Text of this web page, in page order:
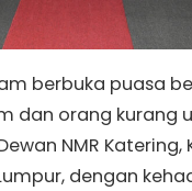
berbuka puasa
dan orang kurang
NMR Katering,
dengan